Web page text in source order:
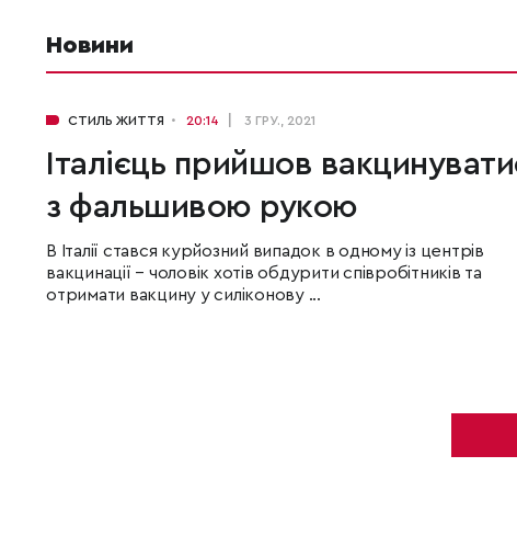
Новини
СТИЛЬ ЖИТТЯ 20:14 3 ГРУ., 2021
Італієць прийшов
з фальшивою рукою
В Італії стався курйозний випадок в одному із центрів
вакцинації – чоловік хотів обдурити співробітників та
отримати вакцину у силіконову ...